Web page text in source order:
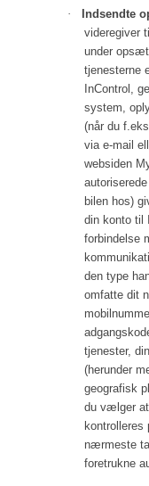
· Indsendte
videregiver
under
tjenesterne
InControl,
system,
(når du
via e-mail
websiden
bilen hos)
din konto til
forbindelse
den type
omfatte dit
tjenester,
(herunder
geografisk
du vælger at
kontrolleres
nærmeste
foretrukne